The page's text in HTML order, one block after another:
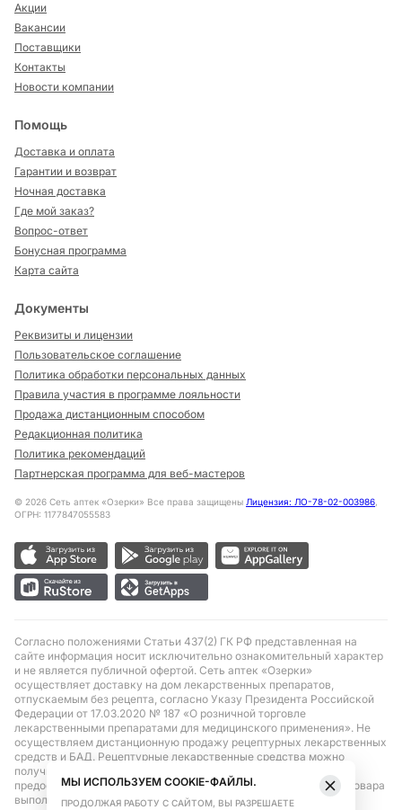
Акции
Вакансии
Поставщики
Контакты
Новости компании
Помощь
Доставка и оплата
Гарантии и возврат
Ночная доставка
Где мой заказ?
Вопрос-ответ
Бонусная программа
Карта сайта
Документы
Реквизиты и лицензии
Пользовательское соглашение
Политика обработки персональных данных
Правила участия в программе лояльности
Продажа дистанционным способом
Редакционная политика
Политика рекомендаций
Партнерская программа для веб-мастеров
© 2026 Сеть аптек «Озерки» Все права защищены Лицензия: ЛО-78-02-003986,
ОГРН: 1177847055583
Согласно положениями Статьи 437(2) ГК РФ представленная на
сайте информация носит исключительно ознакомительный характер
и не является публичной офертой. Сеть аптек «Озерки»
осуществляет доставку на дом лекарственных препаратов,
отпускаемым без рецепта, согласно Указу Президента Российской
Федерации от 17.03.2020 № 187 «О розничной торговле
лекарственными препаратами для медицинского применения». Не
осуществляем дистанционную продажу рецептурных лекарственных
средств и БАД. Рецептурные лекарственные средства можно
получить только при помощи самовывоза в аптеке при
предоставлении рецепта, выписанного врачом. Бронирование товара
выполняется при условиях последующего выкупа заказа в
МЫ ИСПОЛЬЗУЕМ COOKIE-ФАЙЛЫ.
ПРОДОЛЖАЯ РАБОТУ С САЙТОМ, ВЫ РАЗРЕШАЕТЕ